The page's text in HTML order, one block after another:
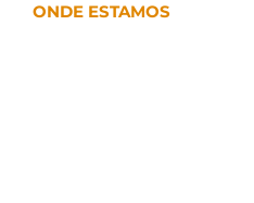
ONDE ESTAMOS